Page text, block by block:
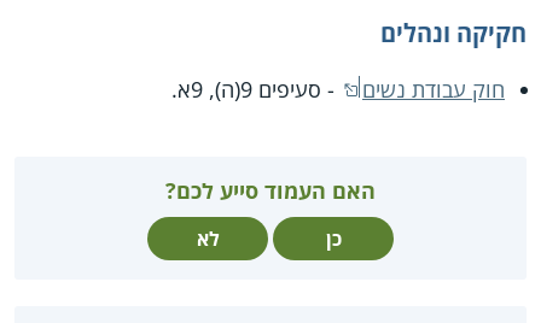
חקיקה ונהלים
חוק עבודת נשים - סעיפים 9(ה), 9א.
האם העמוד סייע לכם?
כן לא